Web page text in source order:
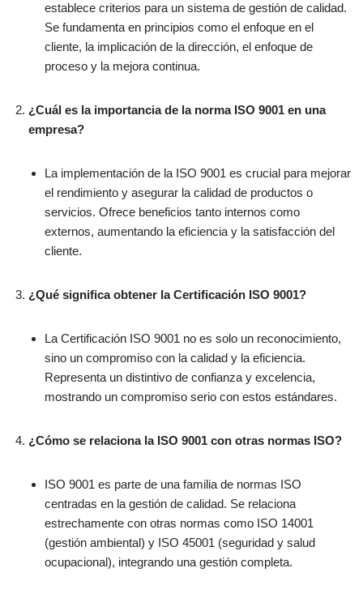
establece criterios para un sistema de gestión de calidad.
Se fundamenta en principios como el enfoque en el
cliente, la implicación de la dirección, el enfoque de
proceso y la mejora continua.
¿Cuál es la importancia de la norma ISO 9001 en una
empresa?
La implementación de la ISO 9001 es crucial para mejorar
el rendimiento y asegurar la calidad de productos o
servicios. Ofrece beneficios tanto internos como
externos, aumentando la eficiencia y la satisfacción del
cliente.
¿Qué significa obtener la Certificación ISO 9001?
La Certificación ISO 9001 no es solo un reconocimiento,
sino un compromiso con la calidad y la eficiencia.
Representa un distintivo de confianza y excelencia,
mostrando un compromiso serio con estos estándares.
¿Cómo se relaciona la ISO 9001 con otras normas ISO?
ISO 9001 es parte de una familia de normas ISO
centradas en la gestión de calidad. Se relaciona
estrechamente con otras normas como ISO 14001
(gestión ambiental) y ISO 45001 (seguridad y salud
ocupacional), integrando una gestión completa.